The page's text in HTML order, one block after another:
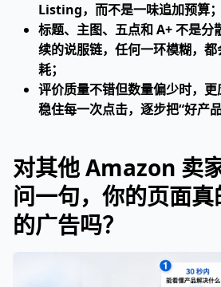
Listing，而不是一味追加预算；
标题、主图、五点和 A+ 不是分
续的说服链，任何一环模糊，
耗；
评价质量不错但数量偏少时，
稳住每一次点击，逐步把“好产品
对其他 Amazon 卖
问一句，你的页面
的广告吗？